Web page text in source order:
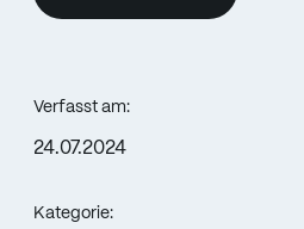
Verfasst am:
24.07.2024
Kategorie: